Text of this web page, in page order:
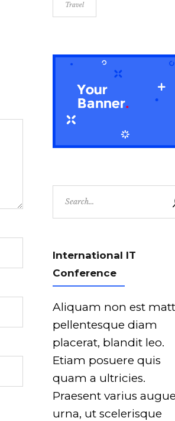
Travel
International IT
Conference
Aliquam non est
pellentesque diam
placerat, blandit leo.
Etiam posuere quis
quam a ultricies.
Praesent varius augue
urna, ut scelerisque